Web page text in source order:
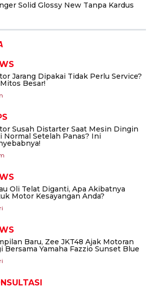
Solid Glossy New Tanpa Kardus
Jarang Dipakai Tidak Perlu Service?
Besar!
Susah Distarter Saat Mesin Dingin
Normal Setelah Panas? Ini
Oli Telat Diganti, Apa Akibatnya
Motor Kesayangan Anda?
Baru, Zee JKT48 Ajak Motoran
Bersama Yamaha Fazzio Sunset Blue